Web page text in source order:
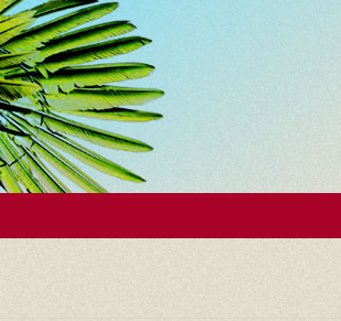
给王菲留言用户中心王菲资料档案